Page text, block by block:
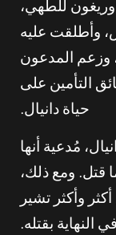
للطهي،
وأطلقت عليه
وزعم المدعون
التأمين على
حياة دانيال.
مُدعية أنها
قتل. ومع ذلك،
وأكثر تشير
النهاية بقتله.